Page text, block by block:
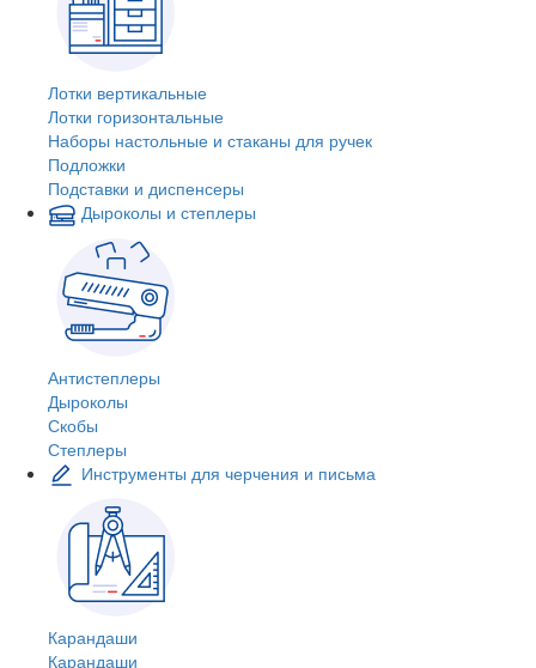
Лотки вертикальные
Лотки горизонтальные
Наборы настольные и стаканы для ручек
Подложки
Подставки и диспенсеры
Дыроколы и степлеры
Антистеплеры
Дыроколы
Скобы
Степлеры
Инструменты для черчения и письма
Карандаши
Карандаши